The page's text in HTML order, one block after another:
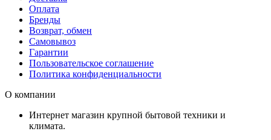
Оплата
Бренды
Возврат, обмен
Самовывоз
Гарантии
Пользовательское соглашение
Политика конфиденциальности
О компании
Интернет магазин крупной бытовой техники и
климата.